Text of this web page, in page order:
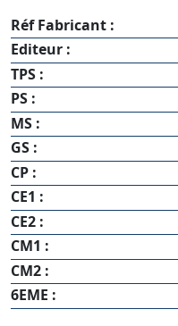
Réf Fabricant :
Editeur :
TPS :
PS :
MS :
GS :
CP :
CE1 :
CE2 :
CM1 :
CM2 :
6EME :